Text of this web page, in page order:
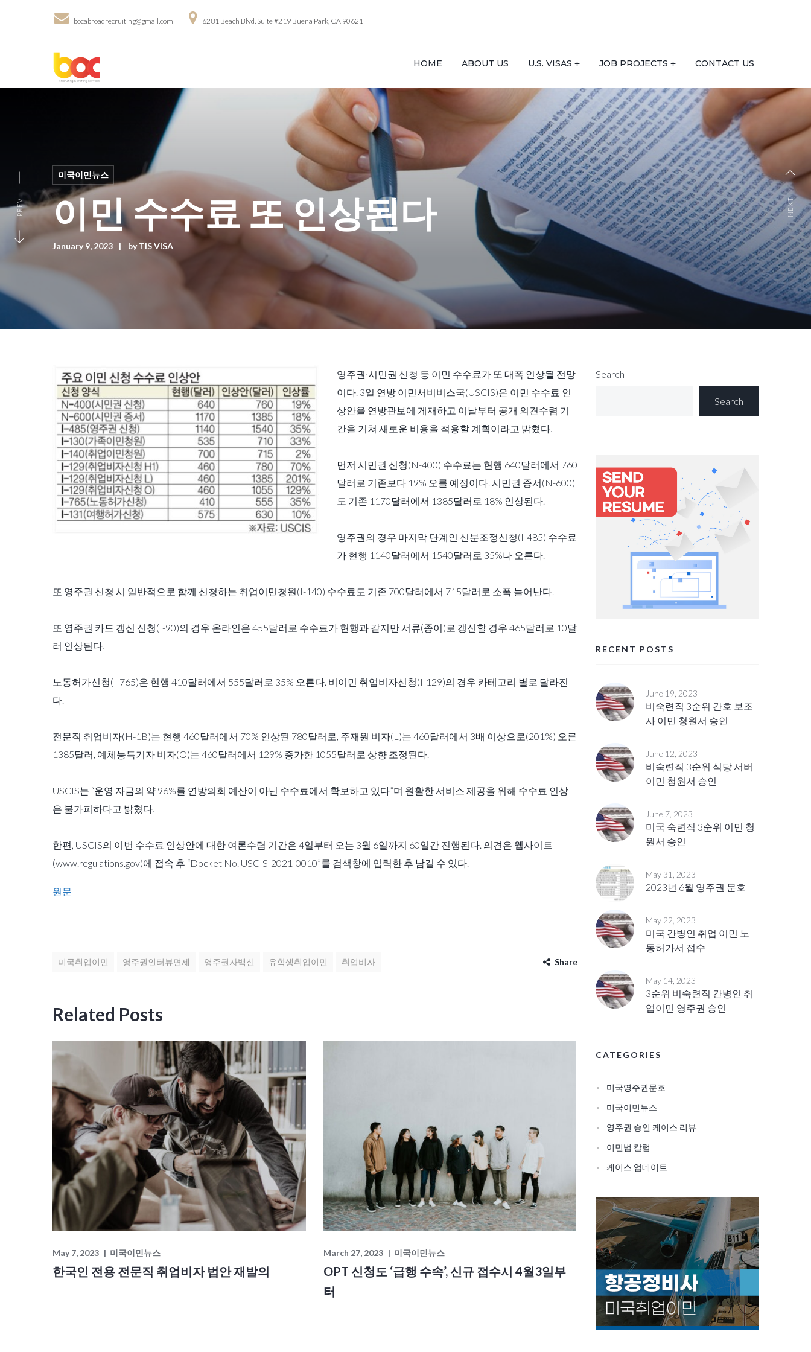
bocabroadrecruiting@gmail.com 6281 Beach Blvd. Suite #219 Buena Park, CA 90621
HOME ABOUT US U.S. VISAS JOB PROJECTS CONTACT US
미국이민뉴스
이민 수수료 또 인상된다
January 9, 2023 byTIS VISA
PREV NEXT
영주권·시민권 신청 등 이민 수수료가 또 대폭 인상될 전망
이다. 3일 연방 이민서비비스국(USCIS)은 이민 수수료 인
상안을 연방관보에 게재하고 이날부터 공개 의견수렴 기
간을 거쳐 새로운 비용을 적용할 계획이라고 밝혔다.
먼저 시민권 신청(N-400) 수수료는 현행 640달러에서 760
달러로 기존보다 19% 오를 예정이다. 시민권 증서(N-600)
도 기존 1170달러에서 1385달러로 18% 인상된다.
영주권의 경우 마지막 단계인 신분조정신청(I-485) 수수료
가 현행 1140달러에서 1540달러로 35%나 오른다.
또 영주권 신청 시 일반적으로 함께 신청하는 취업이민청원(I-140) 수수료도 기존 700달러에서 715달러로 소폭 늘어난다.
또 영주권 카드 갱신 신청(I-90)의 경우 온라인은 455달러로 수수료가 현행과 같지만 서류(종이)로 갱신할 경우 465달러로 10달
러 인상된다.
노동허가신청(I-765)은 현행 410달러에서 555달러로 35% 오른다. 비이민 취업비자신청(I-129)의 경우 카테고리 별로 달라진
다.
전문직 취업비자(H-1B)는 현행 460달러에서 70% 인상된 780달러로, 주재원 비자(L)는 460달러에서 3배 이상으로(201%) 오른
1385달러, 예체능특기자 비자(O)는 460달러에서 129% 증가한 1055달러로 상향 조정된다.
USCIS는 “운영 자금의 약 96%를 연방의회 예산이 아닌 수수료에서 확보하고 있다”며 원활한 서비스 제공을 위해 수수료 인상
은 불가피하다고 밝혔다.
한편, USCIS의 이번 수수료 인상안에 대한 여론수렴 기간은 4일부터 오는 3월 6일까지 60일간 진행된다. 의견은 웹사이트
(www.regulations.gov)에 접속 후 “Docket No. USCIS-2021-0010”를 검색창에 입력한 후 남길 수 있다.
원문
미국취업이민 영주권인터뷰면제 영주권자백신 유학생취업이민 취업비자 Share
Related Posts
May 7, 2023 미국이민뉴스
한국인 전용 전문직 취업비자 법안 재발의
March 27, 2023 미국이민뉴스
OPT 신청도 ‘급행 수속’, 신규 접수시 4월3일부
터
Search
Search
RECENT POSTS
June 19, 2023
비숙련직 3순위 간호 보조
사 이민 청원서 승인
June 12, 2023
비숙련직 3순위 식당 서버
이민 청원서 승인
June 7, 2023
미국 숙련직 3순위 이민 청
원서 승인
May 31, 2023
2023년 6월 영주권 문호
May 22, 2023
미국 간병인 취업 이민 노
동허가서 접수
May 14, 2023
3순위 비숙련직 간병인 취
업이민 영주권 승인
CATEGORIES
미국영주권문호
미국이민뉴스
영주권 승인 케이스 리뷰
이민법 칼럼
케이스 업데이트